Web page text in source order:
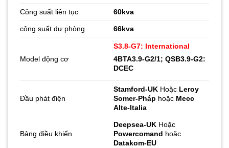
Công suất liên tục 60kva
công suất dự phòng 66kva
Model động cơ
S3.8-G7: International
4BTA3.9-G2/1; QSB3.9-G2:
DCEC
Đầu phát điện
Stamford-UK Hoặc Leroy
Somer-Pháp hoặc Mecc
Alte-Italia
Bảng điều khiển
Deepsea-UK Hoặc
Powercomand hoặc
Datakom-EU